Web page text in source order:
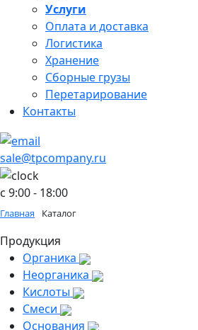
Услуги
Оплата и доставка
Логистика
Хранение
Сборные грузы
Перетарирование
Контакты
sale@tpcompany.ru
c 9:00 - 18:00
Главная Каталог
Продукция
Органика
Неорганика
Кислоты
Смеси
Основания